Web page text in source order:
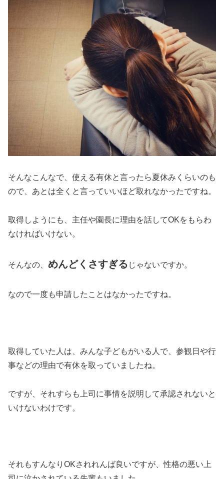
そんなこんなで、使える有休と言ったら夏休みくらいのも
ので、あとは全くと言っていいほど取れなかったですね。
取得しようにも、主任や園長に理由を話してOKをもらわ
なければいけない。
そんなの、 めんどくさすぎる じゃないですか。
なので一度も申請したことはなかったですね。
取得していた人は、みんな子どもがいる人で、参観日や行
事などの理由で有休を取っていましたね。
ですが、それすらも上司に事情を説明して承認されないと
いけないわけです。
それもすんなりOKされれんば良いですが、性格の悪い上